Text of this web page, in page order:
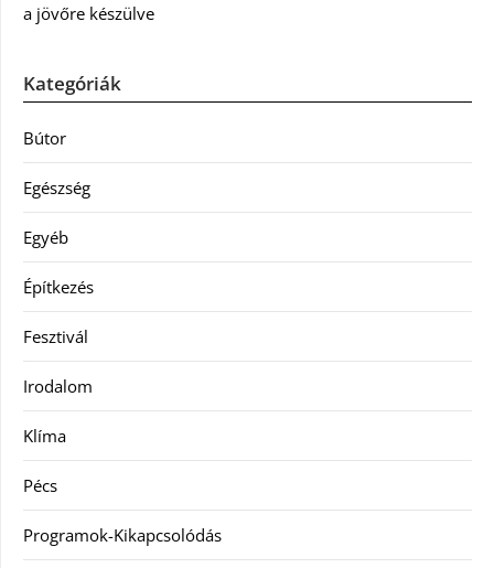
a jövőre készülve
Kategóriák
Bútor
Egészség
Egyéb
Építkezés
Fesztivál
Irodalom
Klíma
Pécs
Programok-Kikapcsolódás